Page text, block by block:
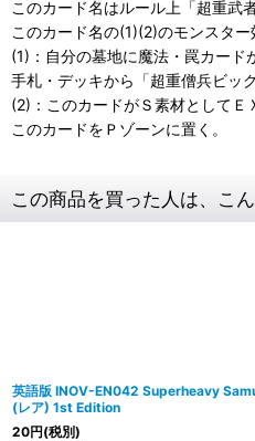
このカード名はルール上「超重武
このカード名の(1)(2)のモンスタ
(1)：自分の墓地に魔法・罠カード
手札・デッキから「超重僧兵ビッ
(2)：このカードがＳ素材としてＥ
このカードをＰゾーンに置く。
この商品を買った人は、こ
英語版 INOV-EN042 Superheavy
(レア) 1st Edition
20円(税別)